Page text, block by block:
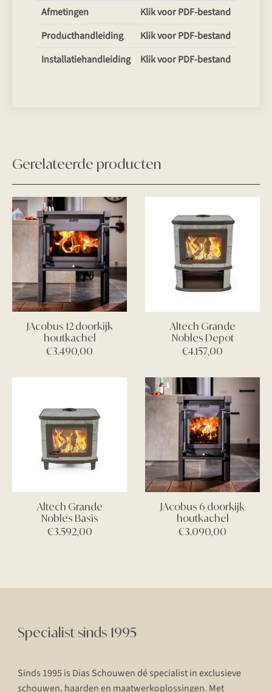
Afmetingen
Klik voor PDF-bestand
Producthandleiding
Klik voor PDF-bestand
Installatiehandleiding
Klik voor PDF-bestand
Gerelateerde producten
JAcobus 12 doorkijk
houtkachel
€3.490,00
Altech Grande
Nobles Depot
€4.157,00
Altech Grande
Nobles Basis
€3.592,00
JAcobus 6 doorkijk
houtkachel
€3.090,00
Specialist sinds 1995
Sinds 1995 is Dias Schouwen dé specialist in exclusieve
schouwen, haarden en maatwerkoplossingen. Met